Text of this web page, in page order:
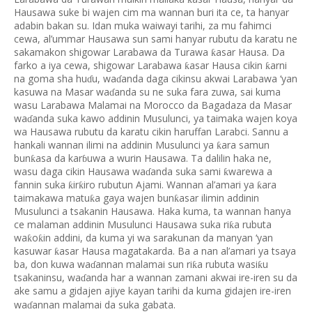
Hausawa suke bi wajen cim ma wannan buri ita ce, ta hanyar
adabin bakan su. Idan muka waiwayi tarihi, za mu fahimci
cewa, al’ummar Hausawa sun sami hanyar rubutu da karatu ne
sakamakon shigowar Larabawa da Turawa ƙasar Hausa. Da
farko a iya cewa, shigowar Larabawa ƙasar Hausa cikin ƙarni
na goma sha huɗu, waɗanda daga cikinsu akwai Larabawa ‘yan
kasuwa na Masar waɗanda su ne suka fara zuwa, sai kuma
wasu Larabawa Malamai na Morocco da Bagadaza da Masar
waɗanda suka kawo addinin Musulunci, ya taimaka wajen koya
wa Hausawa rubutu da karatu cikin haruffan Larabci. Sannu a
hankali wannan ilimi na addinin Musulunci ya ƙara samun
bunƙasa da karɓuwa a wurin Hausawa. Ta dalilin haka ne,
wasu daga cikin Hausawa waɗanda suka sami ƙwarewa a
fannin suka ƙirƙiro rubutun Ajami. Wannan al’amari ya ƙara
taimakawa matuƙa gaya wajen bunƙasar ilimin addinin
Musulunci a tsakanin Hausawa. Haka kuma, ta wannan hanya
ce malaman addinin Musulunci Hausawa suka riƙa rubuta
waƙoƙin addini, da kuma yi wa sarakunan da manyan ‘yan
kasuwar ƙasar Hausa magatakarda. Ba a nan al’amari ya tsaya
ba, don kuwa waɗannan malamai sun riƙa rubuta wasiƙu
tsakaninsu, waɗanda har a wannan zamani akwai ire-iren su da
ake samu a gidajen ajiye kayan tarihi da kuma gidajen ire-iren
waɗannan malamai da suka gabata.